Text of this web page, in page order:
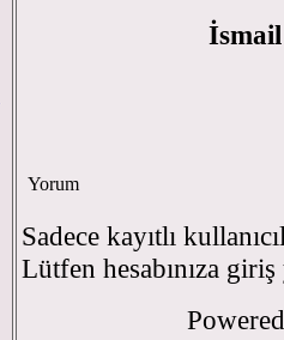
Yorum
Sadece kayıtlı
Lütfen hesabınıza